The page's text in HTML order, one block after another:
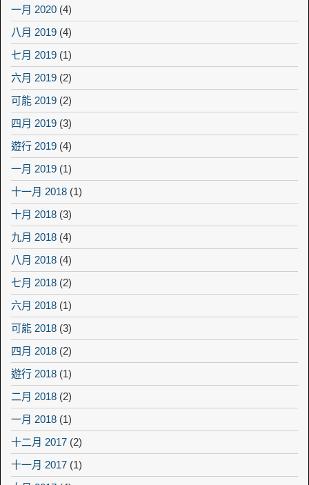
一月 2020 (4)
八月 2019 (4)
七月 2019 (1)
六月 2019 (2)
可能 2019 (2)
四月 2019 (3)
遊行 2019 (4)
一月 2019 (1)
十一月 2018 (1)
十月 2018 (3)
九月 2018 (4)
八月 2018 (4)
七月 2018 (2)
六月 2018 (1)
可能 2018 (3)
四月 2018 (2)
遊行 2018 (1)
二月 2018 (2)
一月 2018 (1)
十二月 2017 (2)
十一月 2017 (1)